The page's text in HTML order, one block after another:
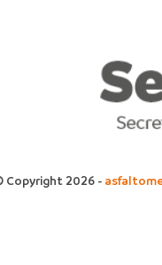
Copyright 2026 -